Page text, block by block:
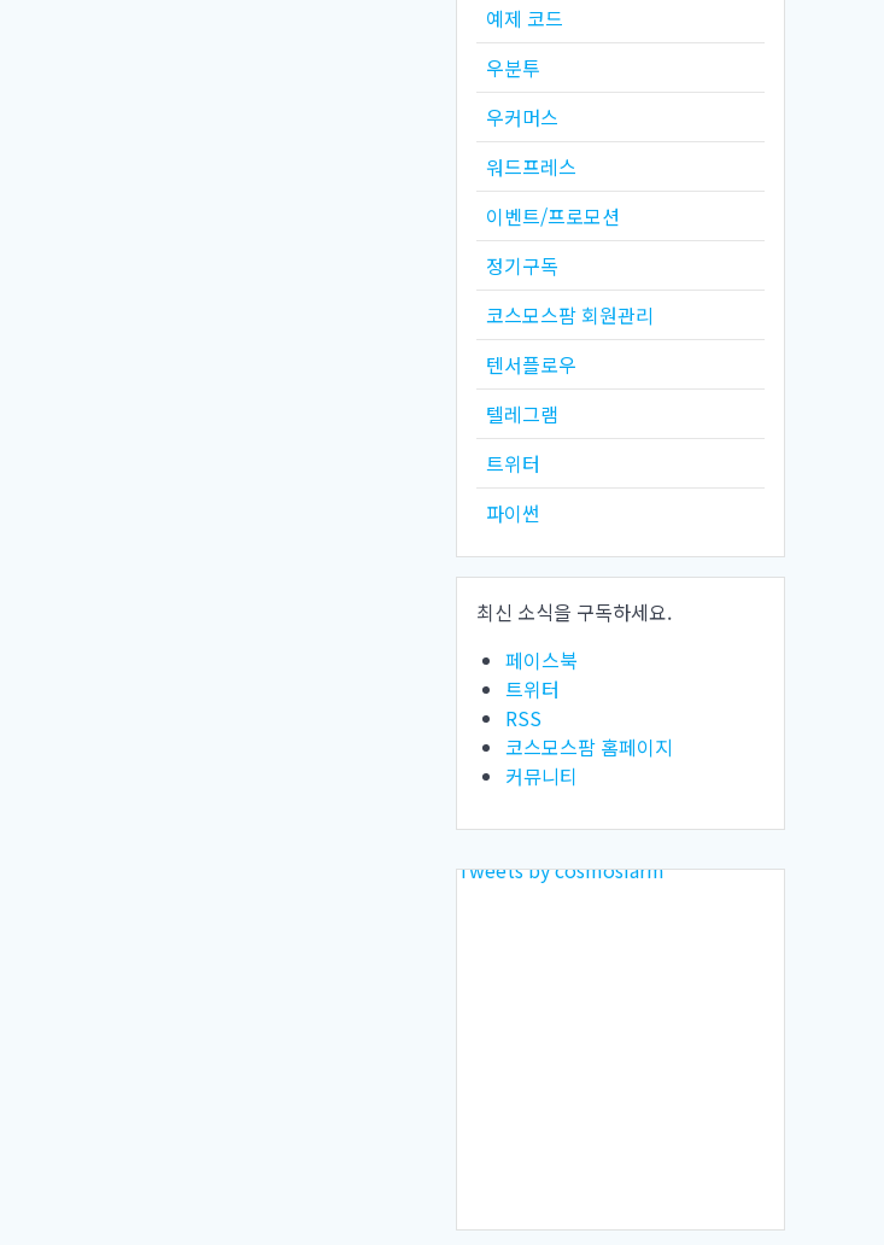
예제 코드
우분투
우커머스
워드프레스
이벤트/프로모션
정기구독
코스모스팜 회원관리
텐서플로우
텔레그램
트위터
파이썬
최신 소식을 구독하세요.
페이스북
트위터
RSS
코스모스팜 홈페이지
커뮤니티
Tweets by cosmosfarm